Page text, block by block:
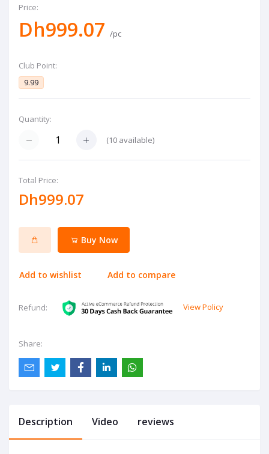
Price:
Dh999.07 /pc
Club Point:
9.99
Quantity:
(10 available)
Total Price:
Dh999.07
Buy Now
Add to wishlist Add to compare
Refund: View Policy
Share:
Description Video reviews